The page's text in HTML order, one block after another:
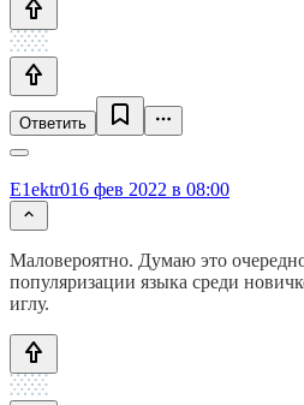
Ответить
E1ektr016 фев 2022 в 08:00
Маловероятно. Думаю это
популяризации языка среди
иглу.